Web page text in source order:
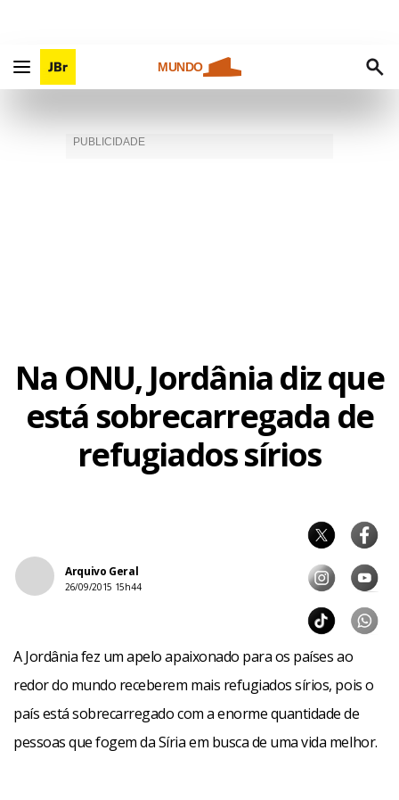
MUNDO
Na ONU, Jordânia diz que
está sobrecarregada de
refugiados sírios
Arquivo Geral
26/09/2015 15h44
A Jordânia fez um apelo apaixonado para os países ao
redor do mundo receberem mais refugiados sírios, pois o
país está sobrecarregado com a enorme quantidade de
pessoas que fogem da Síria em busca de uma vida melhor.